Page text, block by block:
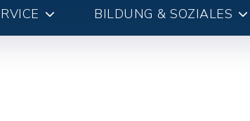
BILDUNG & SOZIALES